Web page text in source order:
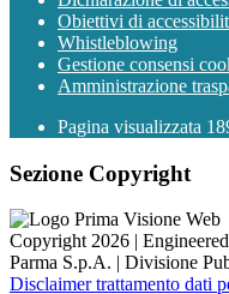
Obiettivi di
Whistleblowing
Gestione consensi
Amministrazione
Pagina visualizzata
Sezione Copyright
Copyright 2026 |
Parma S.p.A. | Divisione
Disclaimer trattamento dati